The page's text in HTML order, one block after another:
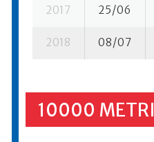
2017 25/06
2018 08/07
10000 METRI